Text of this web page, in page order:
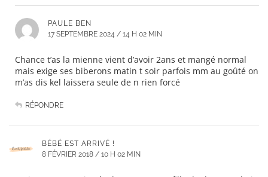
PAULE BEN
17 SEPTEMBRE 2024 / 14 H 02 MIN
Chance t’as la mienne vient d’avoir 2ans et mangé normal
mais exige ses biberons matin t soir parfois mm au goûté on
m’as dis kel laissera seule de n rien forcé
RÉPONDRE
BÉBÉ EST ARRIVÉ !
8 FÉVRIER 2018 / 10 H 02 MIN